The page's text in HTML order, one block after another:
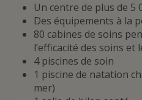
Un centre de plus de 5
Des équipements à la
80 cabines de soins
l’efficacité des soins
4 piscines de soin
1 piscine de natation
mer)